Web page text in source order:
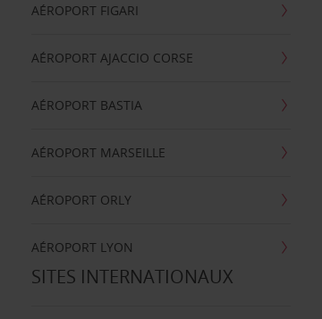
AÉROPORT FIGARI
AÉROPORT AJACCIO CORSE
AÉROPORT BASTIA
AÉROPORT MARSEILLE
AÉROPORT ORLY
AÉROPORT LYON
SITES INTERNATIONAUX